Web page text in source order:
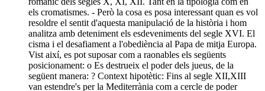
els cromatismes. - Però la cosa es posa interessant quan es vol
resoldre el sentit d'aquesta manipulació de la història i hom
analitza amb deteniment els esdeveniments del segle XVI. El
cisma i el desafiament a l'obediència al Papa de mitja Europa.
Vist així, es pot suposar com a raonables els següents
posicionament: o Es destrueix el poder dels jueus, de la
següent manera: ? Context hipotètic: Fins al segle XII,XIII
van estendre's per la Mediterrània com a cercle de poder